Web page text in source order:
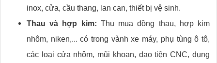
inox, cửa, cầu thang, lan can, thiết bị vệ sinh.
Thau và hợp kim: Thu mua đồng thau, hợp kim
nhôm, niken,... có trong vành xe máy, phụ tùng ô tô,
các loại cửa nhôm, mũi khoan, dao tiện CNC, dụng